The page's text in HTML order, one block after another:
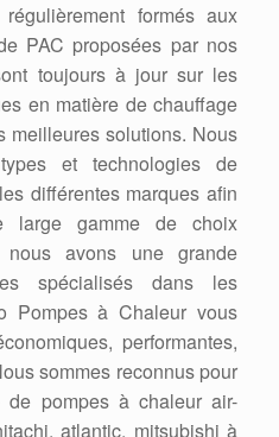
formés aux
PAC proposées par nos
toujours à jour sur les
en matière de chauffage
meilleures solutions. Nous
et technologies de
différentes marques afin
large gamme de choix
avons une grande
spécialisés dans les
Pompes à Chaleur vous
performantes,
sommes reconnus pour
de pompes à chaleur air-
atlantic, mitsubishi à